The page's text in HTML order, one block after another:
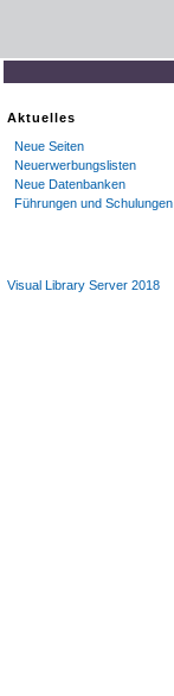
Aktuelles
Neue Seiten
Neuerwerbungslisten
Neue Datenbanken
Führungen und Schulungen
Visual Library Server 2018